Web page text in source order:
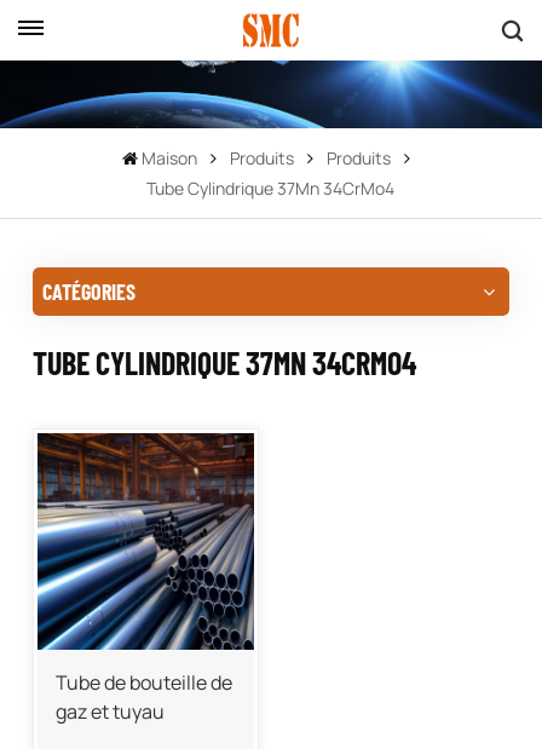
Maison Produits
Produits
Tube Cylindrique 37Mn 34CrMo4
CATÉGORIES
TUBE CYLINDRIQUE 37MN 34CRMO4
Tube de bouteille de
gaz et tuyau